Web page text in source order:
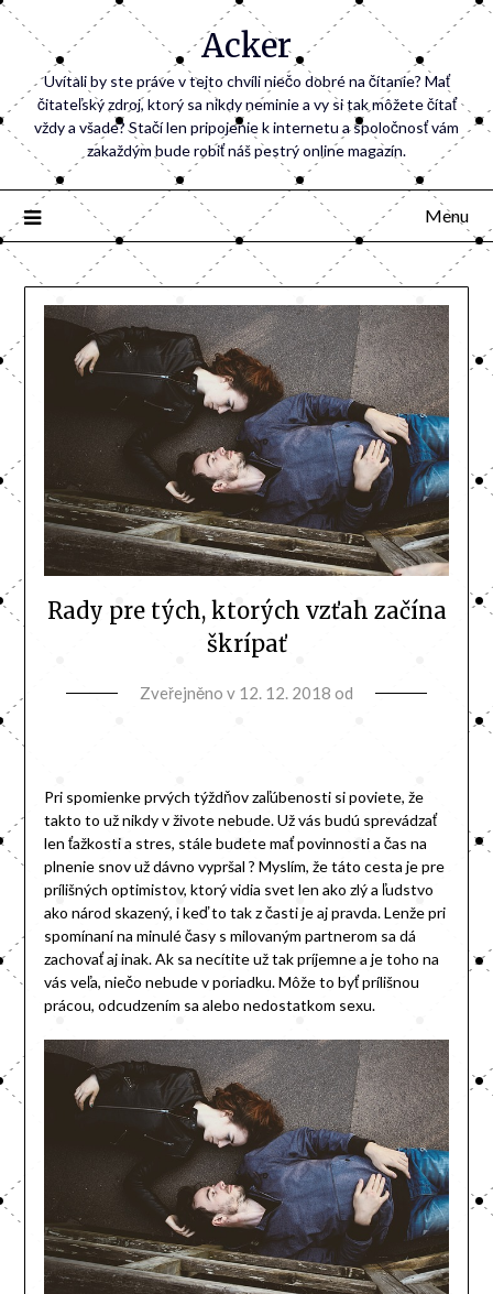
Acker
Uvítali by ste práve v tejto chvíli niečo dobré na čítanie? Mať
čitateľský zdroj, ktorý sa nikdy neminie a vy si tak môžete čítať
vždy a všade? Stačí len pripojenie k internetu a spoločnosť vám
zakaždým bude robiť náš pestrý online magazín.
Menu
Rady pre tých, ktorých vzťah začína
škrípať
Zveřejněno v 12. 12. 2018 od
Pri spomienke prvých týždňov zaľúbenosti si poviete, že
takto to už nikdy v živote nebude. Už vás budú sprevádzať
len ťažkosti a stres, stále budete mať povinnosti a čas na
plnenie snov už dávno vypršal ? Myslím, že táto cesta je pre
prílišných optimistov, ktorý vidia svet len ako zlý a ľudstvo
ako národ skazený, i keď to tak z časti je aj pravda. Lenže pri
spomínaní na minulé časy s milovaným partnerom sa dá
zachovať aj inak. Ak sa necítite už tak príjemne a je toho na
vás veľa, niečo nebude v poriadku. Môže to byť prílišnou
prácou, odcudzením sa alebo nedostatkom sexu.